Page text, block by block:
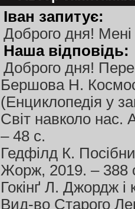
Іван запитує:
Доброго дня! Мені
Наша відповідь:
Доброго дня!
Бершова Н.
(Енциклопедія у
Світ навколо нас.
– 48 с.
Гедфілд К.
Жорж, 2019. – 388
Гокінґ Л. Джордж
Вид-во Старого